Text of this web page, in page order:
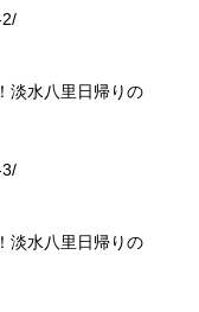
淡水八里日帰りの
淡水八里日帰りの